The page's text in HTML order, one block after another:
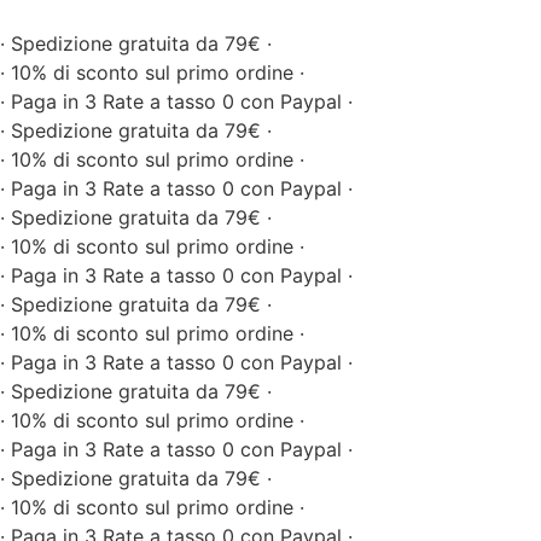
· Spedizione gratuita da 79€ ·
· 10% di sconto sul primo ordine ·
· Paga in 3 Rate a tasso 0 con Paypal ·
· Spedizione gratuita da 79€ ·
· 10% di sconto sul primo ordine ·
· Paga in 3 Rate a tasso 0 con Paypal ·
· Spedizione gratuita da 79€ ·
· 10% di sconto sul primo ordine ·
· Paga in 3 Rate a tasso 0 con Paypal ·
· Spedizione gratuita da 79€ ·
· 10% di sconto sul primo ordine ·
· Paga in 3 Rate a tasso 0 con Paypal ·
· Spedizione gratuita da 79€ ·
· 10% di sconto sul primo ordine ·
· Paga in 3 Rate a tasso 0 con Paypal ·
· Spedizione gratuita da 79€ ·
· 10% di sconto sul primo ordine ·
· Paga in 3 Rate a tasso 0 con Paypal ·